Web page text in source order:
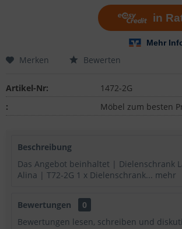
Merken Bewerten
Artikel-Nr:
1472-2G
:
Möbel zum besten
Beschreibung
Das Angebot beinhaltet | Dielenschrank
Alina | T72-2G 1 x Dielenschrank... mehr
Bewertungen
0
Bewertungen lesen, schreiben und